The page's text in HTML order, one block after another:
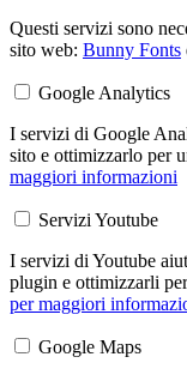
Questi servizi sono
sito web: Bunny Fonts
Google Analytics
I servizi di Google
sito e ottimizzarlo per
maggiori informazioni
Servizi Youtube
I servizi di Youtube
plugin e ottimizzarli
per maggiori
Google Maps